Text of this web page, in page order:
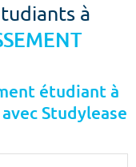
max
€
à
étudiant à
Studylease